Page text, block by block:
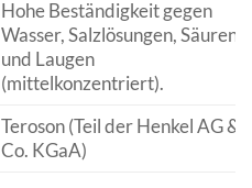
Hohe Beständigkeit gegen
Wasser, Salzlösungen, Säuren
und Laugen
(mittelkonzentriert).
Teroson (Teil der Henkel AG &
Co. KGaA)